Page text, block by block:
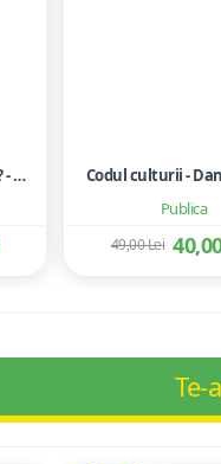
Auzi cum vorbesc copacii? - Peter Wohlleben
Publica
Codul culturii -
49,00 Lei
Te-